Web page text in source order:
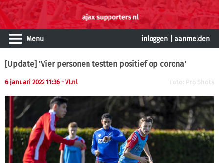
Menu inloggen aanmelden
[Update] 'Vier personen testten positief op corona'
6 januari 2022 11:36 - VI.nl Foto: Pro Shots